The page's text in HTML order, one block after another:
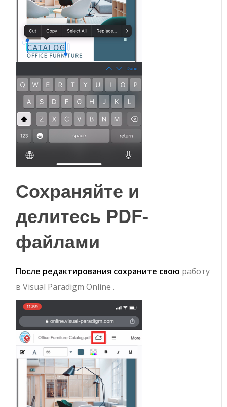
Сохраняйте и
делитесь PDF-
файлами
После редактирования сохраните свою работу
в Visual Paradigm Online .